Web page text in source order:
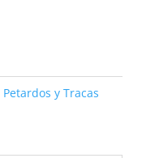
Petardos y Tracas